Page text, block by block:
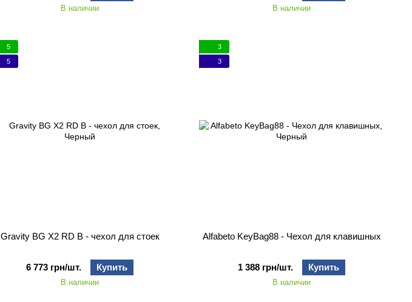
В наличии В наличии
5
5
Gravity BG X2 RD B - чехол для стоек
6 773 грн/шт. Купить
В наличии
3
3
Alfabeto KeyBag88 - Чехол для клавишных
1 388 грн/шт. Купить
В наличии